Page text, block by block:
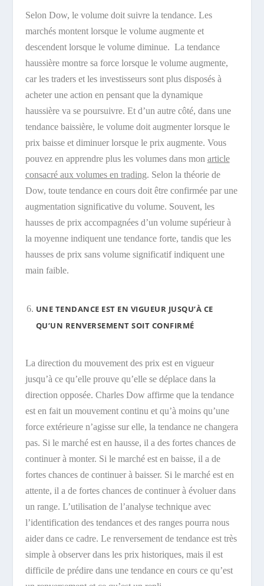
Selon Dow, le volume doit suivre la tendance. Les
marchés montent lorsque le volume augmente et
descendent lorsque le volume diminue. La tendance
haussière montre sa force lorsque le volume augmente,
car les traders et les investisseurs sont plus disposés à
acheter une action en pensant que la dynamique
haussière va se poursuivre. Et d’un autre côté, dans une
tendance baissière, le volume doit augmenter lorsque le
prix baisse et diminuer lorsque le prix augmente. Vous
pouvez en apprendre plus les volumes dans mon article
consacré aux volumes en trading. Selon la théorie de
Dow, toute tendance en cours doit être confirmée par une
augmentation significative du volume. Souvent, les
hausses de prix accompagnées d’un volume supérieur à
la moyenne indiquent une tendance forte, tandis que les
hausses de prix sans volume significatif indiquent une
main faible.
UNE TENDANCE EST EN VIGUEUR JUSQU’À CE
QU’UN RENVERSEMENT SOIT CONFIRMÉ
La direction du mouvement des prix est en vigueur
jusqu’à ce qu’elle prouve qu’elle se déplace dans la
direction opposée. Charles Dow affirme que la tendance
est en fait un mouvement continu et qu’à moins qu’une
force extérieure n’agisse sur elle, la tendance ne changera
pas. Si le marché est en hausse, il a des fortes chances de
continuer à monter. Si le marché est en baisse, il a de
fortes chances de continuer à baisser. Si le marché est en
attente, il a de fortes chances de continuer à évoluer dans
un range. L’utilisation de l’analyse technique avec
l’identification des tendances et des ranges pourra nous
aider dans ce cadre. Le renversement de tendance est très
simple à observer dans les prix historiques, mais il est
difficile de prédire dans une tendance en cours ce qu’est